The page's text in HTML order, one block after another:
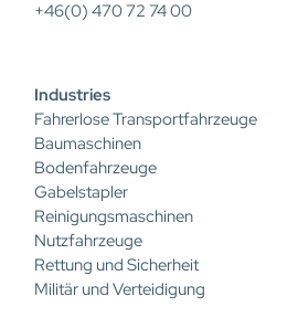
+46(0) 470 72 74 00
Industries
Fahrerlose Transportfahrzeuge
Baumaschinen
Bodenfahrzeuge
Gabelstapler
Reinigungsmaschinen
Nutzfahrzeuge
Rettung und Sicherheit
Militär und Verteidigung